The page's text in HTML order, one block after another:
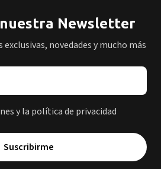
Newsletter
novedades y mucho más
y la política de privacidad
Suscribirme